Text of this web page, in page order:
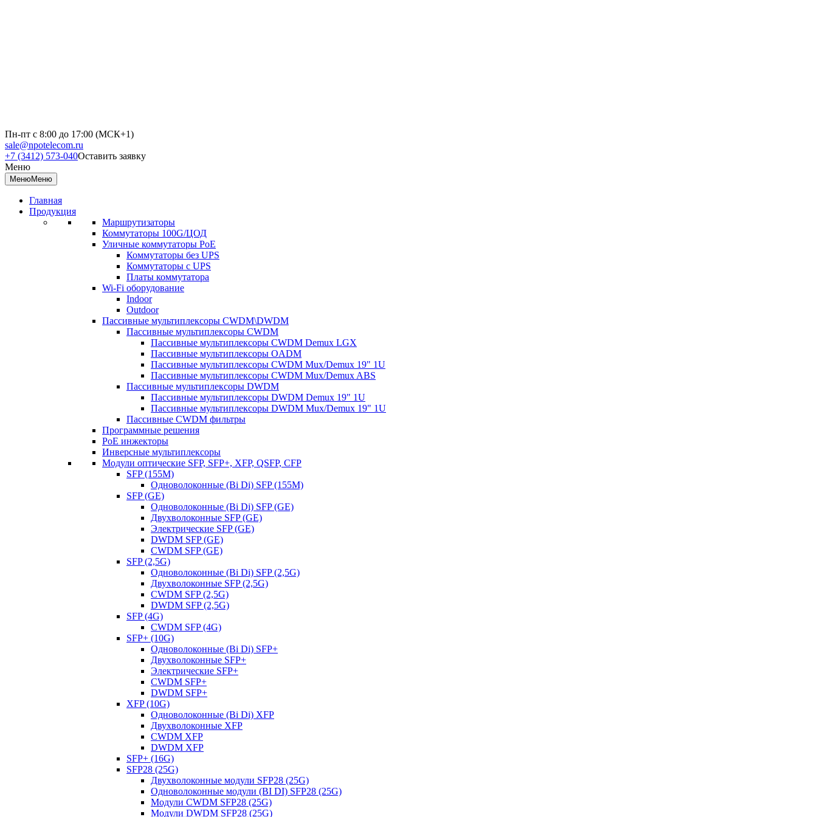
Пн-пт с 8:00 до 17:00 (МСК+1)
sale@npotelecom.ru
+7 (3412) 573-040Оставить заявку
Меню
МенюМеню
Главная
Продукция
Маршрутизаторы
Коммутаторы 100G/ЦОД
Уличные коммутаторы PoE
Коммутаторы без UPS
Коммутаторы с UPS
Платы коммутатора
Wi-Fi оборудование
Indoor
Outdoor
Пассивные мультиплексоры CWDM\DWDM
Пассивные мультиплексоры CWDM
Пассивные мультиплексоры CWDM Demux LGX
Пассивные мультиплексоры OADM
Пассивные мультиплексоры CWDM Mux/Demux 19" 1U
Пассивные мультиплексоры CWDM Mux/Demux ABS
Пассивные мультиплексоры DWDM
Пассивные мультиплексоры DWDM Demux 19" 1U
Пассивные мультиплексоры DWDM Mux/Demux 19" 1U
Пассивные CWDM фильтры
Программные решения
PoE инжекторы
Инверсные мультиплексоры
Модули оптические SFP, SFP+, XFP, QSFP, CFP
SFP (155M)
Одноволоконные (Bi Di) SFP (155M)
SFP (GE)
Одноволоконные (Bi Di) SFP (GE)
Двухволоконные SFP (GE)
Электрические SFP (GE)
DWDM SFP (GE)
CWDM SFP (GE)
SFP (2,5G)
Одноволоконные (Bi Di) SFP (2,5G)
Двухволоконные SFP (2,5G)
CWDM SFP (2,5G)
DWDM SFP (2,5G)
SFP (4G)
CWDM SFP (4G)
SFP+ (10G)
Одноволоконные (Bi Di) SFP+
Двухволоконные SFP+
Электрические SFP+
CWDM SFP+
DWDM SFP+
XFP (10G)
Одноволоконные (Bi Di) XFP
Двухволоконные XFP
CWDM XFP
DWDM XFP
SFP+ (16G)
SFP28 (25G)
Двухволоконные модули SFP28 (25G)
Одноволоконные модули (BI DI) SFP28 (25G)
Модули CWDM SFP28 (25G)
Модули DWDM SFP28 (25G)